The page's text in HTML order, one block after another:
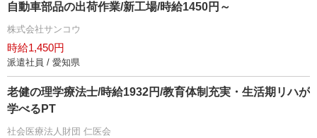
自動車部品の出荷作業/新工場/時給1450円～
株式会社サンコウ
時給1,450円
派遣社員 / 愛知県
老健の理学療法士/時給1932円/教育体制充実・生活期リハが
学べるPT
社会医療法人財団 仁医会